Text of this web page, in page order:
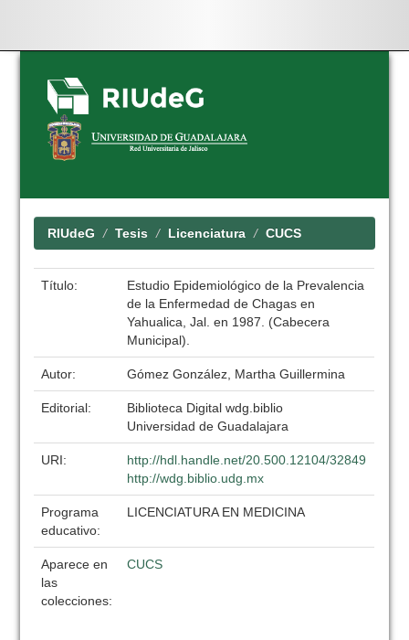
Skip
navigation
RIUdeG Tesis Licenciatura CUCS
Título:
Estudio Epidemiológico de la Prevalencia
de la Enfermedad de Chagas en
Yahualica, Jal. en 1987. (Cabecera
Municipal).
Autor: Gómez González, Martha Guillermina
Editorial:
Biblioteca Digital wdg.biblio
Universidad de Guadalajara
URI:
http://hdl.handle.net/20.500.12104/32849
http://wdg.biblio.udg.mx
Programa
educativo:
LICENCIATURA EN MEDICINA
Aparece en
las
colecciones:
CUCS